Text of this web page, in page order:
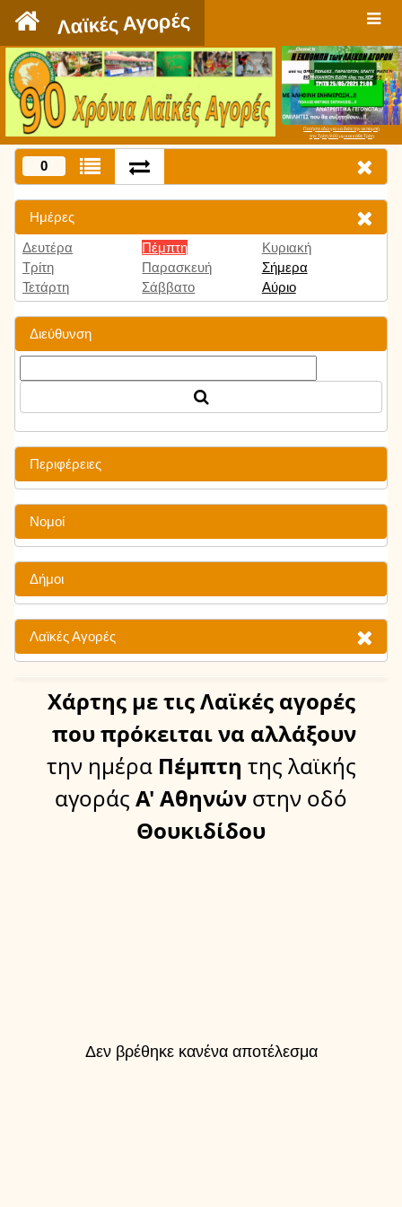
Λαϊκές Αγορές
Πατήστε εδώ για να δείτε την εκπομπή
την Τρίτη 9:00 μμ και κάθε Τρίτη
0
Ημέρες
Δευτέρα
Τρίτη
Τετάρτη
Πέμπτη
Παρασκευή
Σάββατο
Κυριακή
Σήμερα
Αύριο
Διεύθυνση
Περιφέρειες
Νομοί
Δήμοι
Λαϊκές Αγορές
Χάρτης με τις Λαϊκές αγορές
που πρόκειται να αλλάξουν
την ημέραΠέμπτη της λαϊκής
αγοράς Α' Αθηνών στην οδό
Θουκιδίδου
Δεν βρέθηκε κανένα αποτέλεσμα